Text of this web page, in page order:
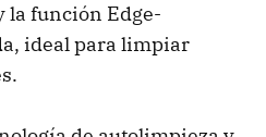
la función Edge-
ideal para limpiar